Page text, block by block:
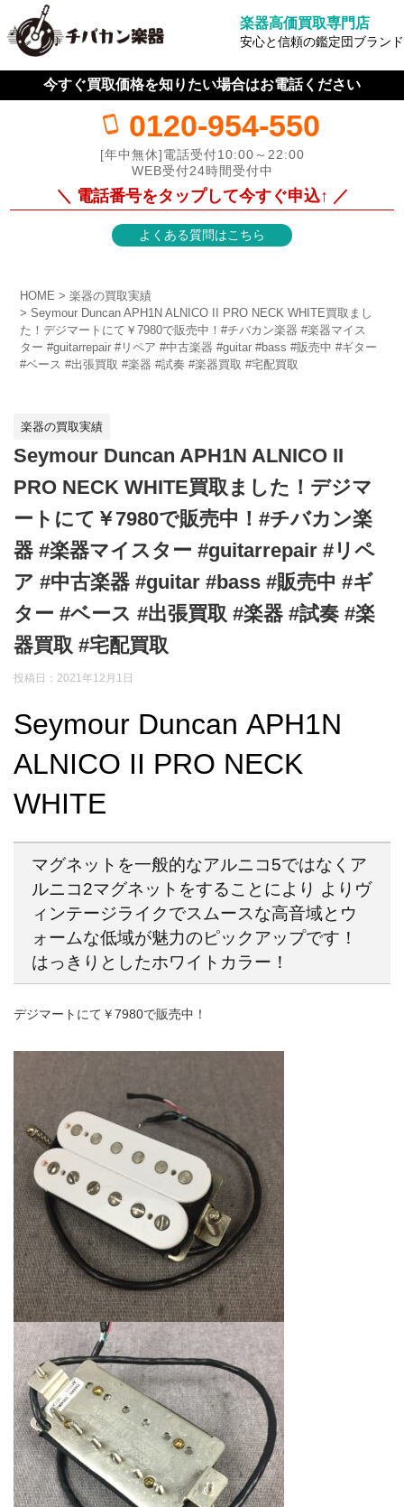
楽器高価買取専門店
安心と信頼の鑑定団ブランド
今すぐ買取価格を知りたい場合はお電話ください
0120-954-550
[年中無休]電話受付10:00～22:00
WEB受付24時間受付中
＼ 電話番号をタップして今すぐ申込↑ ／
よくある質問はこちら
HOME
楽器の買取実績
Seymour Duncan APH1N ALNICO II PRO NECK WHITE買取まし
た！デジマートにて￥7980で販売中！#チバカン楽器 #楽器マイス
ター #guitarrepair #リペア #中古楽器 #guitar #bass #販売中 #ギター
#ベース #出張買取 #楽器 #試奏 #楽器買取 #宅配買取
楽器の買取実績
Seymour Duncan APH1N ALNICO II
PRO NECK WHITE買取ました！デジマ
ートにて￥7980で販売中！#チバカン楽
器 #楽器マイスター #guitarrepair #リペ
ア #中古楽器 #guitar #bass #販売中 #ギ
ター #ベース #出張買取 #楽器 #試奏 #楽
器買取 #宅配買取
投稿日： 2021年12月1日
Seymour Duncan APH1N
ALNICO II PRO NECK
WHITE
マグネットを一般的なアルニコ5ではなくア
ルニコ2マグネットをすることにより よりヴ
ィンテージライクでスムースな高音域とウ
ォームな低域が魅力のピックアップです！
はっきりとしたホワイトカラー！
デジマートにて￥7980で販売中！